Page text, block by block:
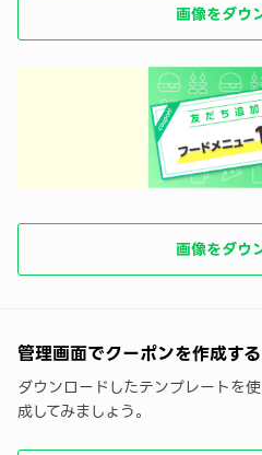
画像をダウ
画像をダウ
管理画面でクーポンを作成する
ダウンロードしたテンプレートを
成してみましょう。